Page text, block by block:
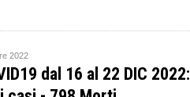
2022
dal 16 al 22 DIC 2022: